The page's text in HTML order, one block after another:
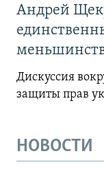
Андрей
Дискуссия
защиты прав
НОВОСТИ